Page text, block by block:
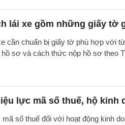
lái xe gồm những giấy tờ
cần chuẩn bị giấy tờ phù hợp với
sơ và cách thức nộp hồ sơ theo
lực mã số thuế, hộ kinh
số thuế đối với hoạt động kinh